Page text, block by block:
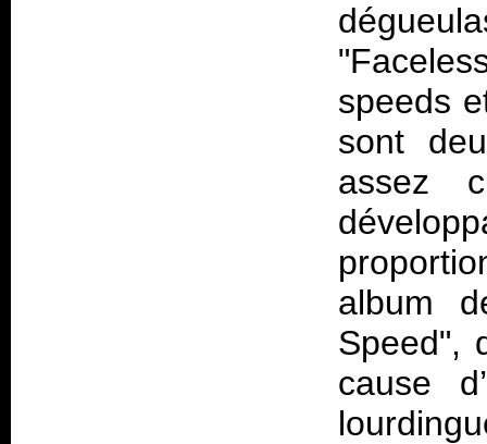
speeds
sont
assez
album
Speed",
cause